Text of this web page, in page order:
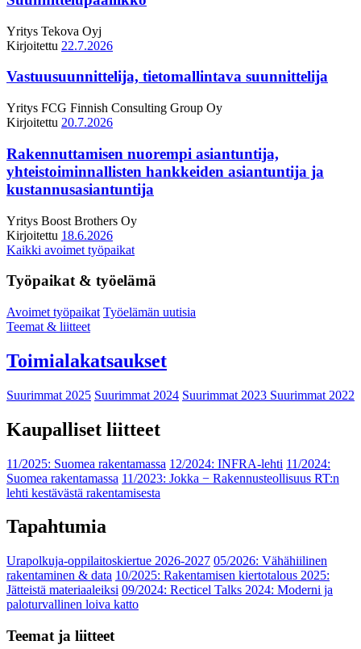
Yritys Tekova Oyj
Kirjoitettu 22.7.2026
Vastuusuunnittelija, tietomallintava suunnittelija
Yritys FCG Finnish Consulting Group Oy
Kirjoitettu 20.7.2026
Rakennuttamisen nuorempi asiantuntija,
yhteistoiminnallisten hankkeiden asiantuntija ja
kustannusasiantuntija
Yritys Boost Brothers Oy
Kirjoitettu 18.6.2026
Kaikki avoimet työpaikat
Työpaikat & työelämä
Avoimet työpaikat Työelämän uutisia
Teemat & liitteet
Toimialakatsaukset
Suurimmat 2025 Suurimmat 2024 Suurimmat 2023 Suurimmat 2022
Kaupalliset liitteet
11/2025: Suomea rakentamassa 12/2024: INFRA-lehti 11/2024:
Suomea rakentamassa 11/2023: Jokka − Rakennusteollisuus RT:n
lehti kestävästä rakentamisesta
Tapahtumia
Urapolkuja-oppilaitoskiertue 2026-2027 05/2026: Vähähiilinen
rakentaminen & data 10/2025: Rakentamisen kiertotalous 2025:
Jätteistä materiaaleiksi 09/2024: Recticel Talks 2024: Moderni ja
paloturvallinen loiva katto
Teemat ja liitteet